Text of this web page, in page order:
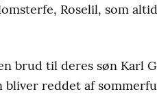
Roselil, som
brud til deres søn Karl
reddet af